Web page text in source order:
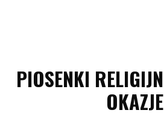
PIOSENKI
OKAZJE